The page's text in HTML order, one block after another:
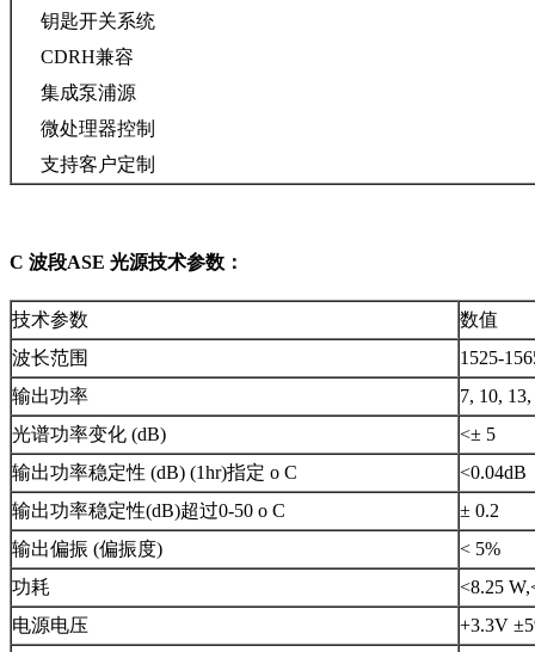
钥匙开关系统
CDRH兼容
集成泵浦源
微处理器控制
支持客户定制
C 波段ASE 光源技术参数：
技术参数
数值
波长范围
1525-
输出功率
7, 10,
光谱功率变化 (dB)
<± 5
输出功率稳定性 (dB) (1hr)指定 o C
<0.04dB
输出功率稳定性(dB)超过0-50 o C
± 0.2
输出偏振 (偏振度)
< 5%
功耗
<8.25
电源电压
+3.3V